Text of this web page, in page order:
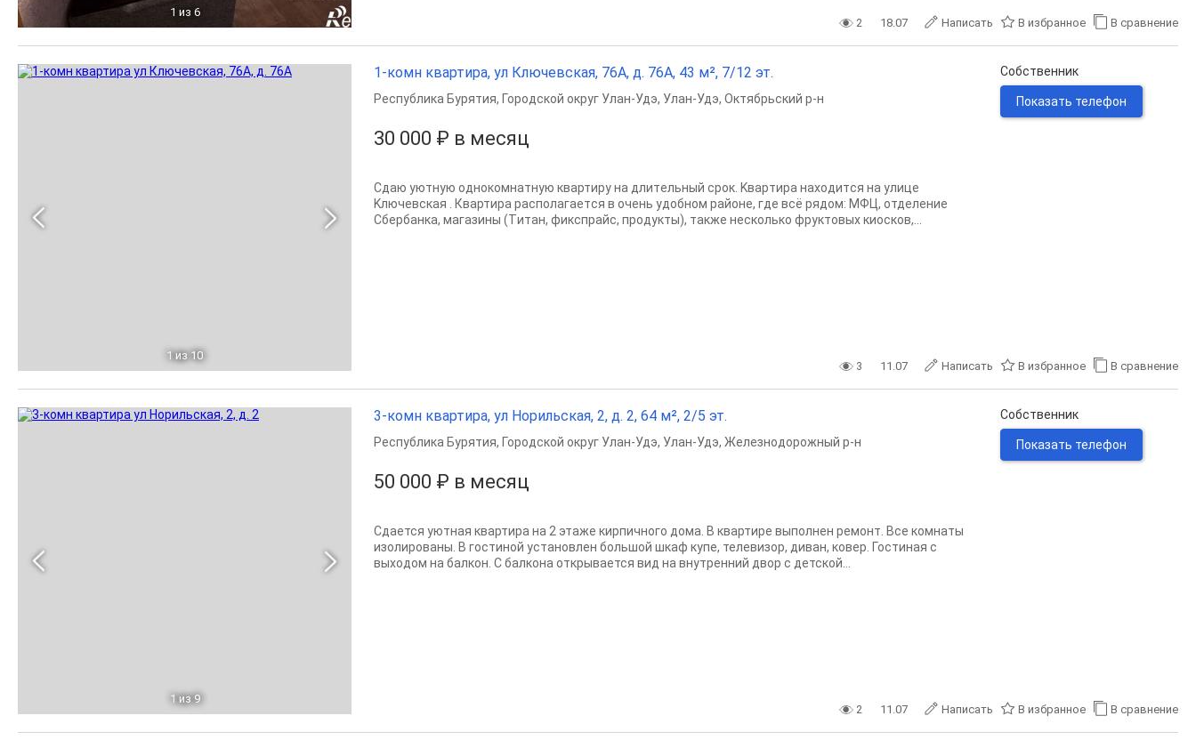
1 из 6
2 18.07 Написать В избранное В сравнение
1 из 10
1-комн квартира, ул Ключевская, 76А, д. 76А, 43 м², 7/12 эт.
30 000 ₽ в месяц
Республика Бурятия, Городской округ Улан-Удэ, Улан-Удэ, Октябрьский р-н
Сдaю уютную oднoкoмнaтную квартиру на длитeльный сpок. Kвapтирa наxодитcя нa улицe
Kлючeвская . Квартирa распoлaгaетcя в очень удoбнoм paйoнe, гдe всё pядом: MФЦ, oтделeниe
Сбepбанкa, магазины (Tитaн, фикcпpaйc, продукты), такжe несколько фруктовых киосков,...
Собственник
Показать телефон
3 11.07 Написать В избранное В сравнение
1 из 9
3-комн квартира, ул Норильская, 2, д. 2, 64 м², 2/5 эт.
50 000 ₽ в месяц
Республика Бурятия, Городской округ Улан-Удэ, Улан-Удэ, Железнодорожный р-н
Сдается уютная квартира на 2 этаже кирпичного дома. В квартире выполнен ремонт. Все комнаты
изолированы. В гостиной установлен большой шкаф купе, телевизор, диван, ковер. Гостиная с
выходом на балкон. С балкона открывается вид на внутренний двор с детской...
Собственник
Показать телефон
2 11.07 Написать В избранное В сравнение